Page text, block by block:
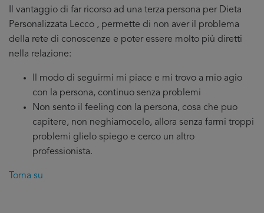
Il vantaggio di far ricorso ad una terza persona per Dieta
Personalizzata Lecco , permette di non aver il problema
della rete di conoscenze e poter essere molto più diretti
nella relazione:
Il modo di seguirmi mi piace e mi trovo a mio agio
con la persona, continuo senza problemi
Non sento il feeling con la persona, cosa che puo
capitere, non neghiamocelo, allora senza farmi troppi
problemi glielo spiego e cerco un altro
professionista.
Torna su